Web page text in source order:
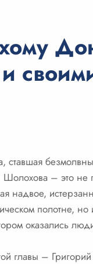
– это не
надвое,
полотне,
оказались
главы –